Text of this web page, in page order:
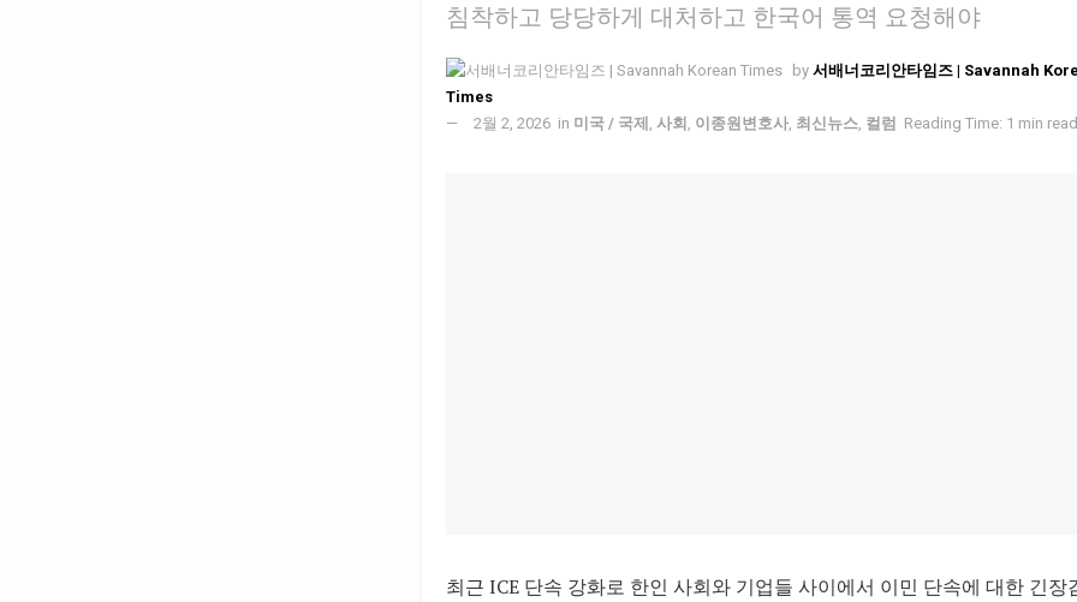
침착하고 당당하게 대처하고 한국어 통역 요청해야
by 서배너코리안타임즈 | Savannah
Times
2월 2, 2026 in 미국 / 국제 , 사회 , 이종원변호사, 최신뉴스, 컬럼 Reading Time: 1 min read
최근 ICE 단속 강화로 한인 사회와 기업들 사이에서 이민 단속에 대한 긴장